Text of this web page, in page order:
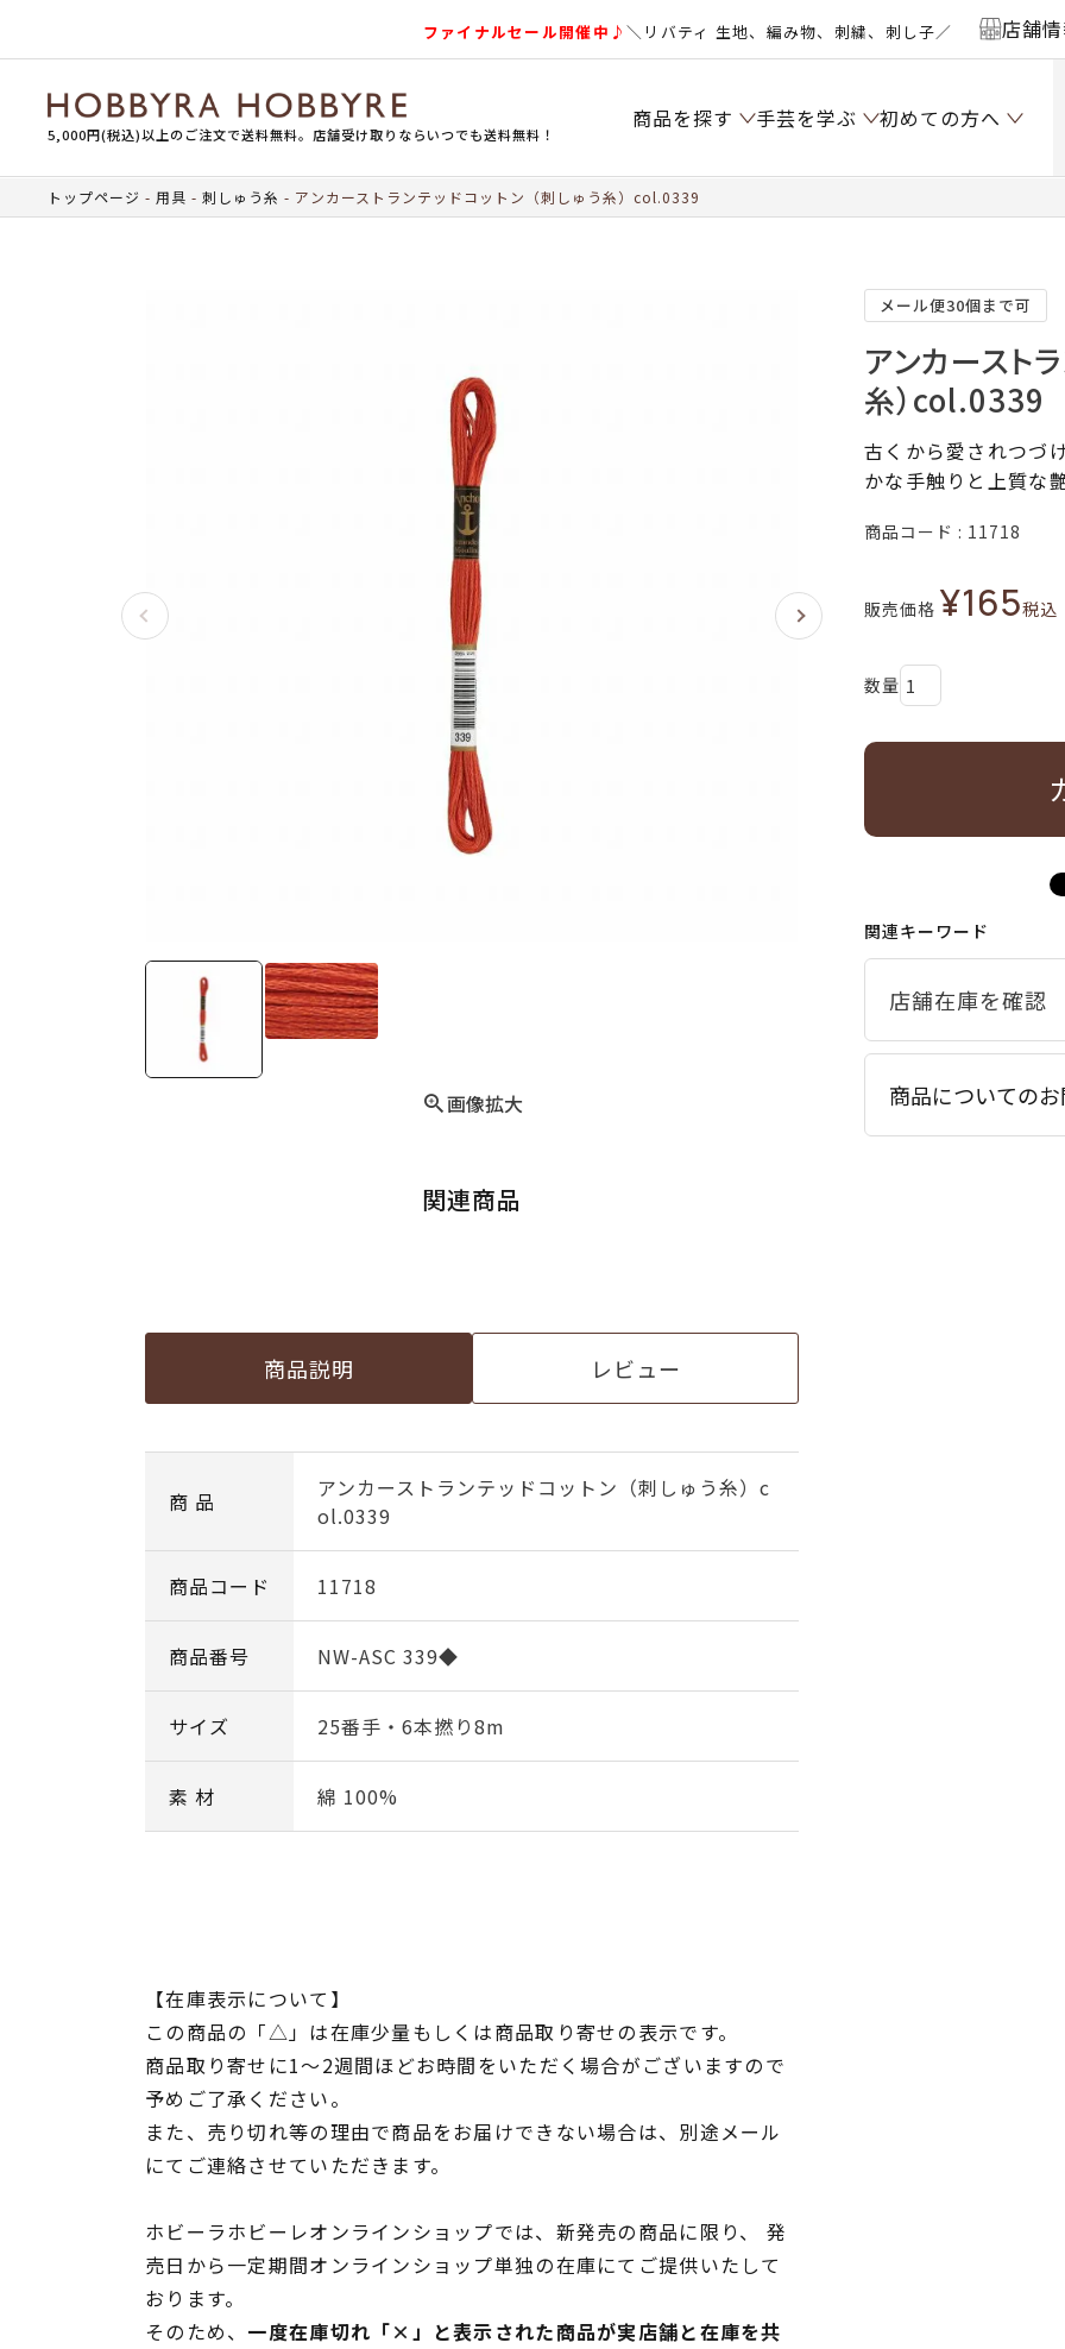
ファイナルセール開催中♪＼リバティ 生地、編み物、刺繍、刺し子／ 店舗
5,000円(税込)以上のご注文で送料無料。店舗受け取りならいつでも送料無料！
商品を探す 手芸を学ぶ 初めての方へ
トップページ 用具 刺しゅう糸 アンカーストランテッドコットン（刺しゅう糸）col.0339
画像拡大
関連商品
商品説明 レビュー
商 品
アンカーストランテッドコットン（刺しゅう糸）c
ol.0339
商品コード 11718
商品番号 NW-ASC 339◆
サイズ 25番手・6本撚り8m
素 材 綿 100%
【在庫表示について】
この商品の「△」は在庫少量もしくは商品取り寄せの表示です。
商品取り寄せに1～2週間ほどお時間をいただく場合がございますので
予めご了承ください。
また、売り切れ等の理由で商品をお届けできない場合は、別途メール
にてご連絡させていただきます。
ホビーラホビーレオンラインショップでは、新発売の商品に限り、 発
売日から一定期間オンラインショップ単独の在庫にてご提供いたして
おります。
そのため、 一度在庫切れ「×」と表示された商品が実店舗と在庫を共
メール便30個まで可
アンカースト
糸）col.0339
古くから愛されつづ
かな手触りと上質な
商品コード 11718
販売価格 ¥165税込
関連キーワード
商品についての